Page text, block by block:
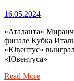
16.05.2024
«Аталанта»
финале Кубка
«Ювентус»
«Ювентуса»
Read More